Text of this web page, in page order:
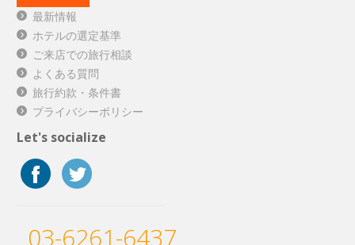
最新情報
ホテルの選定基準
ご来店での旅行相談
よくある質問
旅行約款・条件書
プライバシーポリシー
Let's socialize
03-6261-6437